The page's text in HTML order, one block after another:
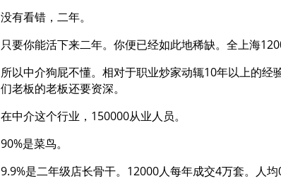
没有看错，二年。
只要你能活下来二年。你便已经如此地稀缺。全上海
所以中介狗屁不懂。相对于职业炒家动辄10年以上的
们老板的老板还要资深。
在中介这个行业，150000从业人员。
90%是菜鸟。
9.9%是二年级店长骨干。12000人每年成交4万套。人均